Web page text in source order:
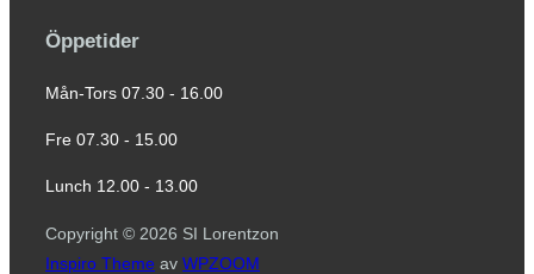
Öppetider
Mån-Tors 07.30 - 16.00
Fre 07.30 - 15.00
Lunch 12.00 - 13.00
Copyright © 2026 SI Lorentzon
Inspiro Theme av WPZOOM